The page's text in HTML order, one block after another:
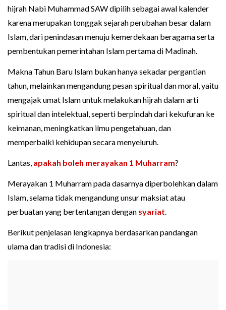
hijrah Nabi Muhammad SAW dipilih sebagai awal kalender
karena merupakan tonggak sejarah perubahan besar dalam
Islam, dari penindasan menuju kemerdekaan beragama serta
pembentukan pemerintahan Islam pertama di Madinah.
Makna Tahun Baru Islam bukan hanya sekadar pergantian
tahun, melainkan mengandung pesan spiritual dan moral, yaitu
mengajak umat Islam untuk melakukan hijrah dalam arti
spiritual dan intelektual, seperti berpindah dari kekufuran ke
keimanan, meningkatkan ilmu pengetahuan, dan
memperbaiki kehidupan secara menyeluruh.
Lantas, apakah boleh merayakan 1 Muharram?
Merayakan 1 Muharram pada dasarnya diperbolehkan dalam
Islam, selama tidak mengandung unsur maksiat atau
perbuatan yang bertentangan dengan syariat.
Berikut penjelasan lengkapnya berdasarkan pandangan
ulama dan tradisi di Indonesia: